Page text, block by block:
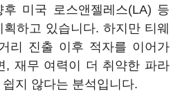
미국 로스앤젤레스(LA) 등
하고 있습니다. 하지만 티웨
리 진출 이후 적자를 이어가
, 재무 여력이 더 취약한 파라
지 않다는 분석입니다.